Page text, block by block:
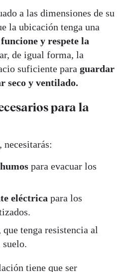
a las dimensiones de su
la ubicación tenga una
y respete la
de igual forma, la
suficiente para guardar
seco y ventilado.
para la
necesitarás:
para evacuar los
eléctrica para los
que tenga resistencia al
tiene que ser